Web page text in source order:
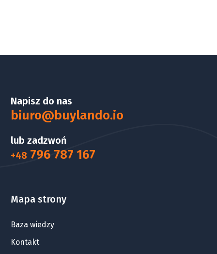
Napisz do nas
biuro@buylando.io
lub zadzwoń
+48 796 787 167
Mapa strony
Baza wiedzy
Kontakt